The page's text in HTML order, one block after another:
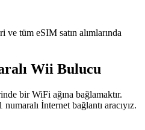
tüm eSIM satın alımlarında
Wii Bulucu
bir WiFi ağına bağlamaktır.
İnternet bağlantı aracıyız.